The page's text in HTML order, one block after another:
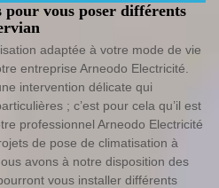
pour vous poser différents
adaptée à votre mode de vie
entreprise Arneodo Electricité.
intervention délicate qui
; c’est pour cela qu’il est
professionnel Arneodo Electricité
de pose de climatisation à
avons à notre disposition des
vous installer différents